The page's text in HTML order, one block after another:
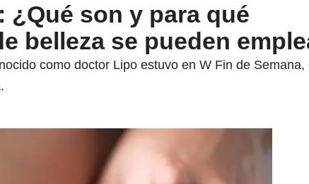
¿Qué son y para qué
belleza se pueden
como doctor Lipo estuvo en W Fin de